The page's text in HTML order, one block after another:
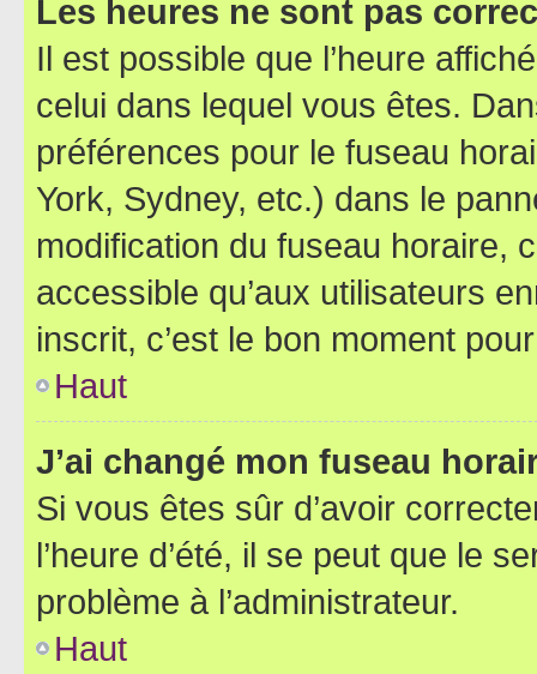
Les heures ne sont pas
Il est possible que l’heure
celui dans lequel vous êtes.
préférences pour le fuseau
York, Sydney, etc.) dans le
modification du fuseau horaire,
accessible qu’aux utilisateurs
inscrit, c’est le bon moment
Haut
J’ai changé mon fuseau
Si vous êtes sûr d’avoir
l’heure d’été, il se peut que le
problème à l’administrateur.
Haut